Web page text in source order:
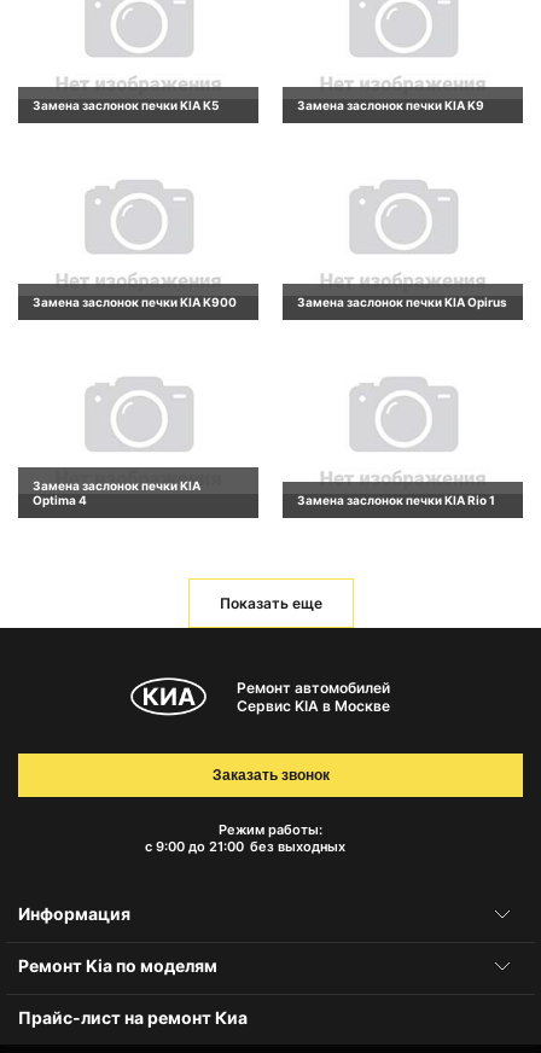
Замена заслонок печки KIA K5 Замена заслонок печки KIA K9
Замена заслонок печки KIA K900 Замена заслонок печки KIA Opirus
Замена заслонок печки KIA
Optima 4
Замена заслонок печки KIA Rio 1
Показать еще
Ремонт автомобилей
Сервис KIA в Москве
Режим работы:
с 9:00 до 21:00 без выходных
Заказать звонок
Информация
Ремонт Kia по моделям
Прайс-лист на ремонт Киа